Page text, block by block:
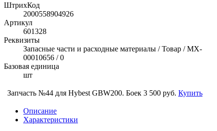
ШтрихКод
2000558904926
Артикул
601328
Реквизиты
Запасные части и расходные материалы / Товар / MX-
00010656 / 0
Базовая единица
шт
Запчасть №44 для Hybest GBW200. Боек 3 500 руб. Купить
Описание
Характеристики